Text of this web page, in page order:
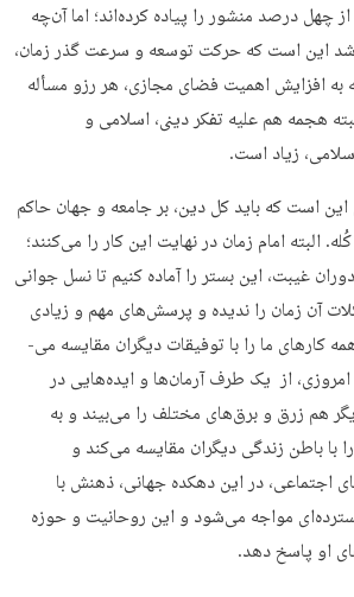
چهل درصد منشور را پیاده کرده‌­اند؛ اما آن‌چه
این است که حرکت توسعه و سرعت گذر زمان،
به افزایش اهمیت فضای مجازی، هر رزو مسأله
هجمه هم علیه تفکر دینی، اسلامی و
زیاد است.
است که باید کل دین، بر جامعه و جهان حاکم
البته امام زمان در نهایت این کار را می‌کنند؛
غیبت، این بستر را آماده کنیم تا نسل جوانی
آن زمان را ندیده و پرسش‌­های مهم و زیادی
هم در ذهن دارد و دائم همه کارهای ما را با توفیقات دیگران مقایسه می‌­
امروزی، از یک طرف آرمان­‌ها و ایده‌­هایی در
هم زرق و برق­‌های مختلف را می‌­بیند و به
با باطن زندگی دیگران مقایسه می‌­کند و
اجتماعی، در این دهکده جهانی، ذهنش با
مواجه می­‌شود و این روحانیت و حوزه
او پاسخ دهد.